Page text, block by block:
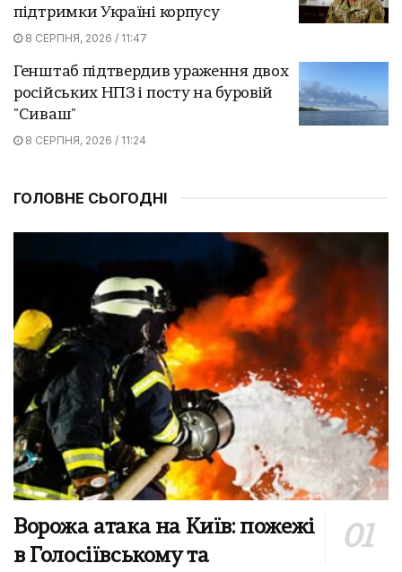
підтримки Україні корпусу
8 СЕРПНЯ, 2026 / 11:47
Генштаб підтвердив ураження двох
російських НПЗ і посту на буровій
"Сиваш"
8 СЕРПНЯ, 2026 / 11:24
ГОЛОВНЕ СЬОГОДНІ
Ворожа атака на Київ: пожежі
в Голосіївському та